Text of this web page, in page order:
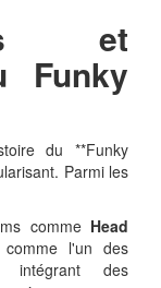
et
Funky
du **Funky
Parmi les
comme Head
l'un des
intégrant des